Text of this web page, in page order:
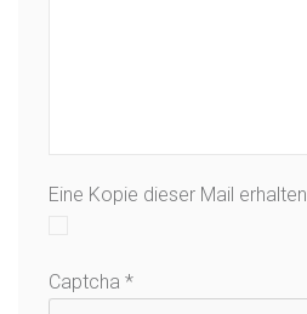
Eine Kopie dieser Mail erhalten
Captcha *